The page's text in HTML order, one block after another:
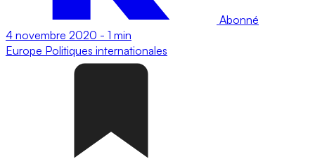
Abonné
4 novembre 2020 - 1 min
Europe Politiques internationales